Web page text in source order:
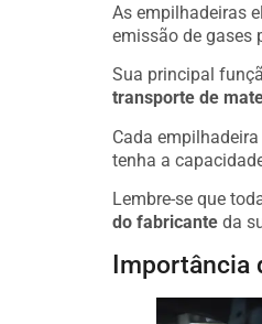
As empilhadeiras
emissão de gases
Sua principal
transporte de
Cada
tenha a
Lembre-se que
do fabricante da
Importância